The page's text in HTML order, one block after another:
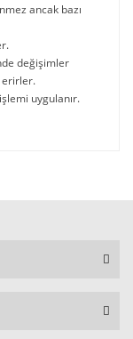
ancak bazı
değişimler
erirler.
uygulanır.